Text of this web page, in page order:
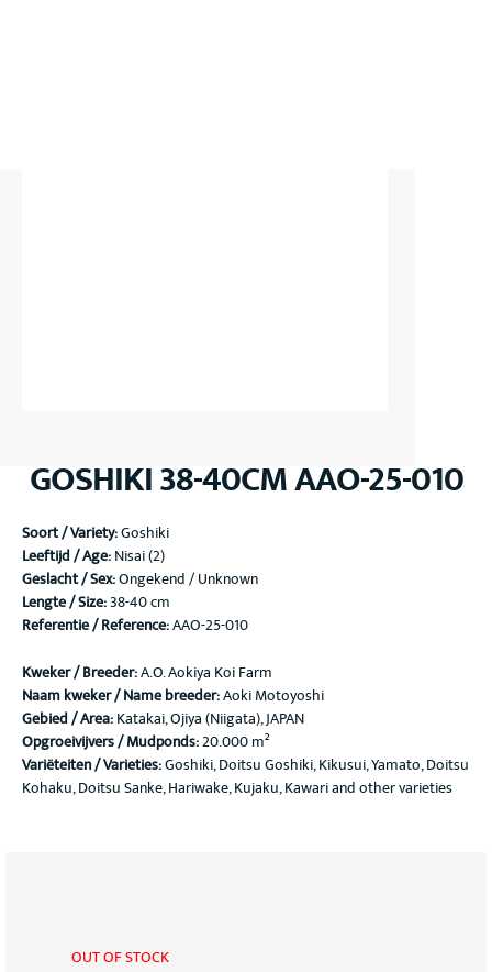
GOSHIKI 38-40CM AAO-25-010
Soort / Variety:Goshiki
Leeftijd / Age:Nisai (2)
Geslacht / Sex:Ongekend / Unknown
Lengte / Size:38-40 cm
Referentie / Reference:AAO-25-010
Kweker / Breeder:A.O. Aokiya Koi Farm
Naam kweker / Name breeder:Aoki Motoyoshi
Gebied / Area:Katakai, Ojiya (Niigata), JAPAN
Opgroeivijvers / Mudponds:20.000 m²
Variëteiten / Varieties:Goshiki, Doitsu Goshiki, Kikusui, Yamato, Doitsu
Kohaku, Doitsu Sanke, Hariwake, Kujaku, Kawari and other varieties
OUT OF STOCK